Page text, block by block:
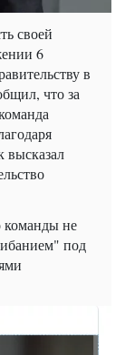
своей
6
в
что за
высказал
команды не
под